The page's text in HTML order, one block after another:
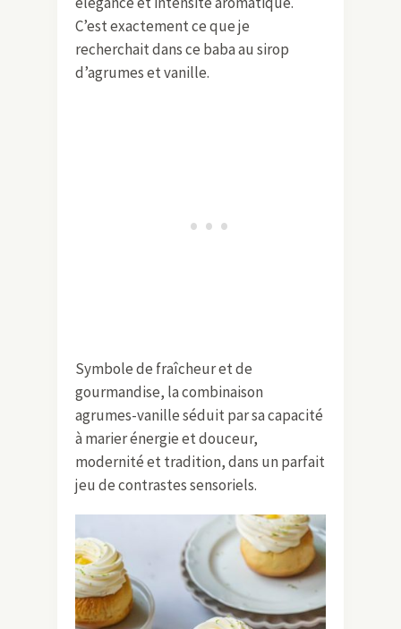
C’est exactement ce que je
recherchait dans ce baba au sirop
d’agrumes et vanille.
Symbole de fraîcheur et de
gourmandise, la combinaison
agrumes-vanille séduit par sa capacité
à marier énergie et douceur,
modernité et tradition, dans un parfait
jeu de contrastes sensoriels.